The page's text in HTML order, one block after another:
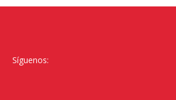
Síguenos: